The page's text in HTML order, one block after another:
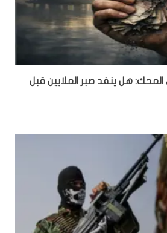
المحك: هل ينفد صبر الملايين قبل